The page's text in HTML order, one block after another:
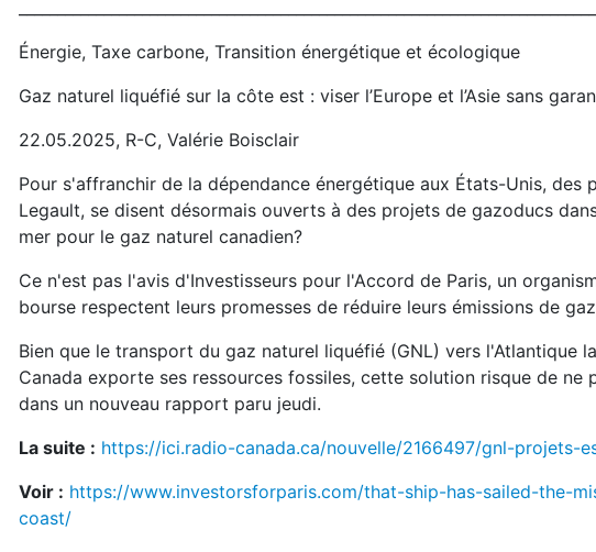
Énergie, Taxe carbone, Transition énergétique et écologique
Gaz naturel liquéfié sur la côte est : viser l’Europe et l’Asie sans
22.05.2025, R-C, Valérie Boisclair
Pour s'affranchir de la dépendance énergétique aux États-Unis,
Legault, se disent désormais ouverts à des projets de gazoducs
mer pour le gaz naturel canadien?
Ce n'est pas l'avis d'Investisseurs pour l'Accord de Paris, un
bourse respectent leurs promesses de réduire leurs émissions de
Bien que le transport du gaz naturel liquéfié (GNL) vers l'Atlantique
Canada exporte ses ressources fossiles, cette solution risque de
dans un nouveau rapport paru jeudi.
La suite : https://ici.radio-canada.ca/nouvelle/2166497/gnl-projets-
Voir : https://www.investorsforparis.com/that-ship-has-sailed-the-
coast/